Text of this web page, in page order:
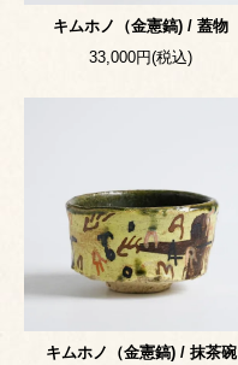
キムホノ（金憲鎬) / 蓋物
33,000円(税込)
キムホノ（金憲鎬) / 抹茶碗